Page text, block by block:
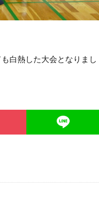
白熱した大会となりまし